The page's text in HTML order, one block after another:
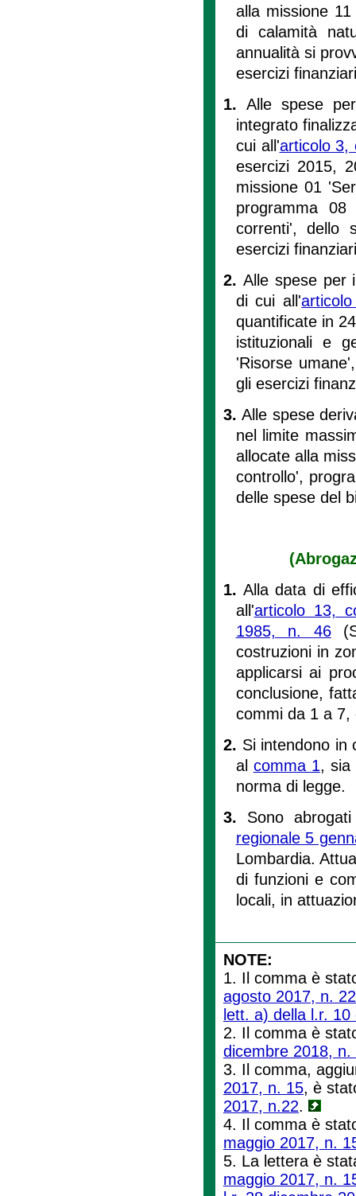
alla missione
di calamità
annualità si
esercizi
1.Alle spese
integrato
cui all'articolo 3,
esercizi 2015,
missione 01
programma
correnti', dello
esercizi
2. Alle spese per
di cui all'
quantificate in
istituzionali e
'Risorse
gli esercizi
3.Alle spese
nel limite
allocate alla
controllo',
delle spese del
1.Alla data di
all'articolo 13,
1985, n. 46
costruzioni in
applicarsi ai
conclusione,
commi da 1 a 7,
2. Si intendono in
al comma 1, sia
norma di legge.
3. Sono
regionale 5
Lombardia.
di funzioni e
locali, in
NOTE:
1. Il comma è
agosto 2017, n. 22
lett. a) della l.r.
2. Il comma è
dicembre 2018, n.
3. Il comma,
2017, n. 15, è
2017, n.22.
4. Il comma è
maggio 2017, n.
5. La lettera è
maggio 2017, n.